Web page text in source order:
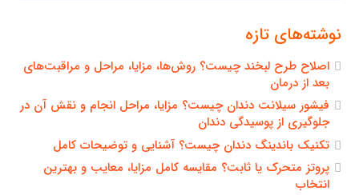
نوشته‌های تازه
اصلاح طرح لبخند چیست؟ روش‌ها، مزایا، مراحل و مراقبت‌های
بعد از درمان
فیشور سیلانت دندان چیست؟ مزایا، مراحل انجام و نقش آن در
جلوگیری از پوسیدگی دندان
تکنیک باندینگ دندان چیست؟ آشنایی و توضیحات کامل
پروتز متحرک یا ثابت؟ مقایسه کامل مزایا، معایب و بهترین
انتخاب